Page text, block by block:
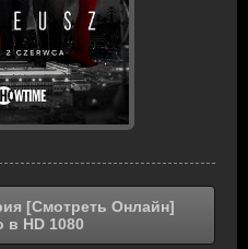
[Смотреть Онлайн]
в HD 1080